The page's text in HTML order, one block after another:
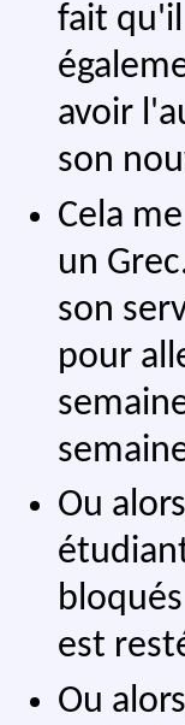
fait
avoir
son
Cela
un
son
pour
Ou
est
Ou